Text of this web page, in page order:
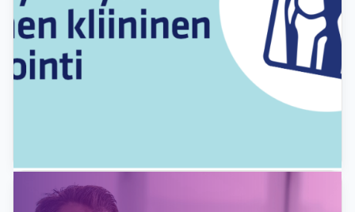
Kliinisen auditoinnin koulutus: Näin kehität